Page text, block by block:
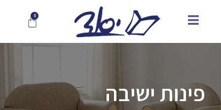
פינות ישיבה